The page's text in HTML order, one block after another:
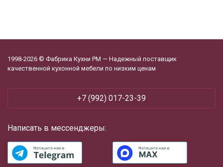
1998-2026 © Фабрика Кухни РМ — Надежный поставщик
качественной кухонной мебели по низким ценам
+7 (992) 017-23-39
Написать в мессенджеры: